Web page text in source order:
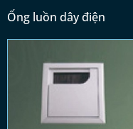
Ống luồn dây điện